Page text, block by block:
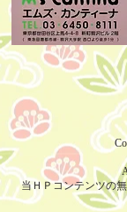
当ＨＰコンテンツの